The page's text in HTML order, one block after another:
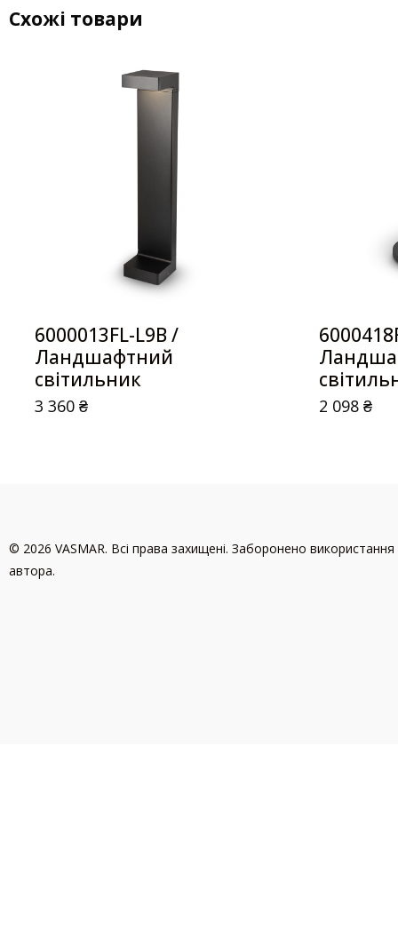
Схожі товари
6000013FL-L9B /
Ландшафтний
світильник
3 360₴ 2 098₴
© 2026 VASMAR. Всі права захищені. Заборонено використання
автора.